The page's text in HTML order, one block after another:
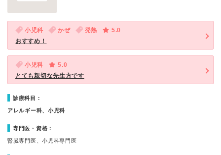
小児科 かぜ 発熱
5.0
おすすめ！
小児科
5.0
とても親切な先生方です
診療科目：
アレルギー科、小児科
専門医・資格：
腎臓専門医、小児科専門医